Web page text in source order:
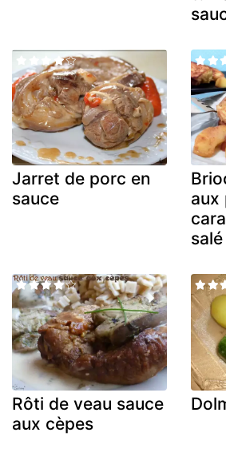
Jarret de porc en
sauce
aux
salé
Rôti de veau sauce
aux cèpes